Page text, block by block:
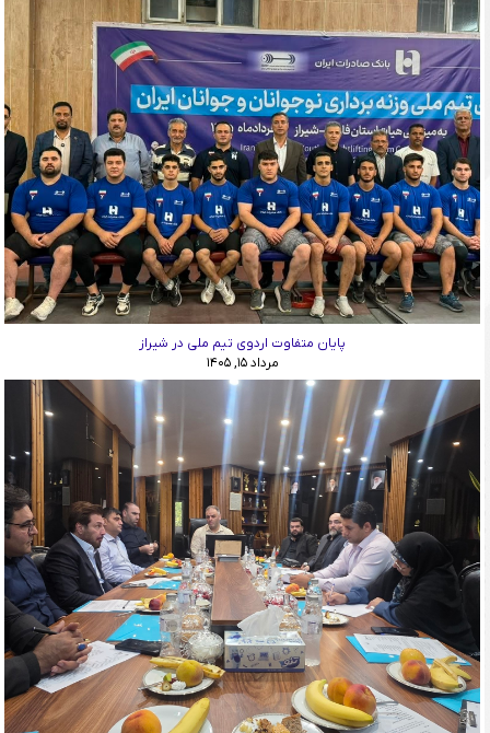
پایان متفاوت اردوی تیم ملی در شیراز
مرداد ۱۵, ۱۴۰۵